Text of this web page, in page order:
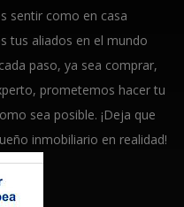
sentir como en casa
tus aliados en el mundo
paso, ya sea comprar,
prometemos hacer tu
sea posible. ¡Deja que
inmobiliario en realidad!